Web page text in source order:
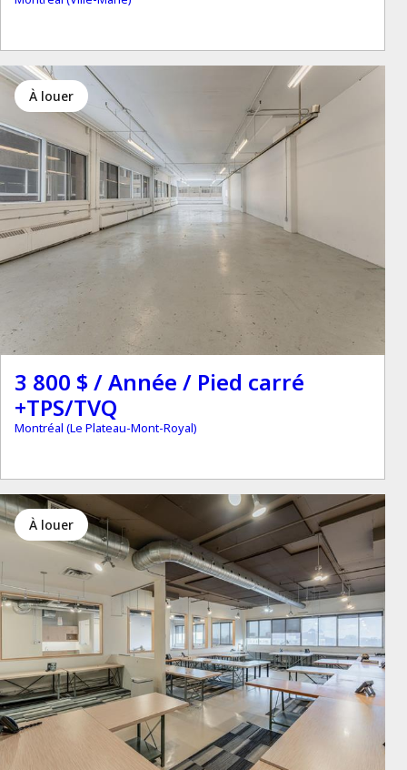
à louer
3 800 $ / Année / Pied carré
+TPS/TVQ
Montréal (Le Plateau-Mont-Royal)
à louer